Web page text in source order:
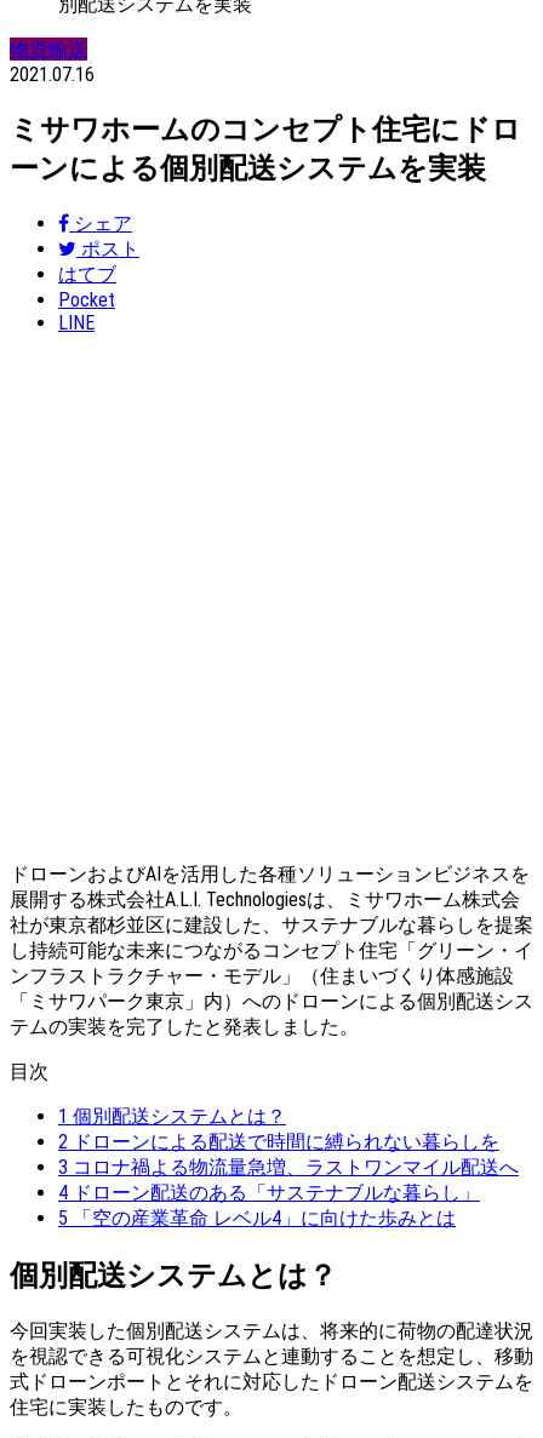
物資輸送
2021.07.16
ミサワホームのコンセプト住宅にドロ
ーンによる個別配送システムを実装
シェア
ポスト
はてブ
Pocket
LINE
ドローンおよびAIを活用した各種ソリューションビジネスを
展開する株式会社A.L.I. Technologiesは、ミサワホーム株式会
社が東京都杉並区に建設した、サステナブルな暮らしを提案
し持続可能な未来につながるコンセプト住宅「グリーン・イ
ンフラストラクチャー・モデル」（住まいづくり体感施設
「ミサワパーク東京」内）へのドローンによる個別配送シス
テムの実装を完了したと発表しました。
目次
1 個別配送システムとは？
2 ドローンによる配送で時間に縛られない暮らしを
3 コロナ禍よる物流量急増、ラストワンマイル配送へ
4 ドローン配送のある「サステナブルな暮らし」
5 「空の産業革命 レベル4」に向けた歩みとは
個別配送システムとは？
今回実装した個別配送システムは、将来的に荷物の配達状況
を視認できる可視化システムと連動することを想定し、移動
式ドローンポートとそれに対応したドローン配送システムを
住宅に実装したものです。